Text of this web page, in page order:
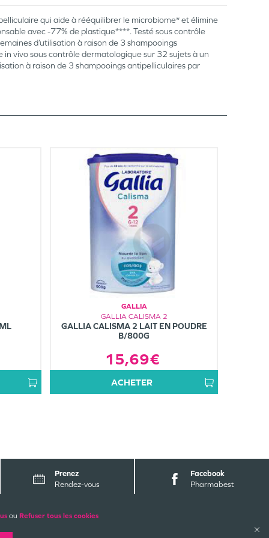
ou Refuser tous les cookies
qui aide à rééquilibrer le microbiome* et élimine
avec -77% de plastique****. Testé sous contrôle
d’utilisation à raison de 3 shampooings
vivo sous contrôle dermatologique sur 32 sujets à un
à raison de 3 shampooings antipelliculaires par
GALLIA
GALLIA CALISMA 2
GALLIA CALISMA 2 LAIT EN POUDRE
B/800G
15,69€
ACHETER
Prenez
Rendez-vous
Facebook
Pharmabest